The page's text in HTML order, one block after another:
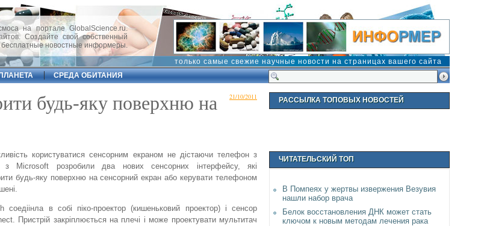
на портале GlobalScience.ru.
Создайте свой собственный
бесплатные новостные информеры.
только самые свежие научные новости на страницах вашего сайта
СРЕДА ОБИТАНИЯ
21/10/2011
будь-яку поверхню на
користуватися сенсорним екраном не дістаючи телефон з
з Microsoft розробили два нових сенсорних інтерфейсу, які
будь-яку поверхню на сенсорний екран або керувати телефоном
соедіінла в собі піко-проектор (кишеньковий проектор) і сенсор
Пристрій закріплюється на плечі і може проектувати мультитач
РАССЫЛКА ТОПОВЫХ НОВОСТЕЙ
ЧИТАТЕЛЬСКИЙ ТОП
В Помпеях у жертвы извержения Везувия
нашли набор врача
Белок восстановления ДНК может стать
ключом к новым методам лечения рака